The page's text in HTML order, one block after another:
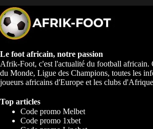
Le foot africain, notre passion
Afrik-Foot, c'est l'actualité du football africain.
du Monde, Ligue des Champions, toutes les
joueurs africains d'Europe et les clubs
Top articles
Code promo Melbet
Code promo 1xbet